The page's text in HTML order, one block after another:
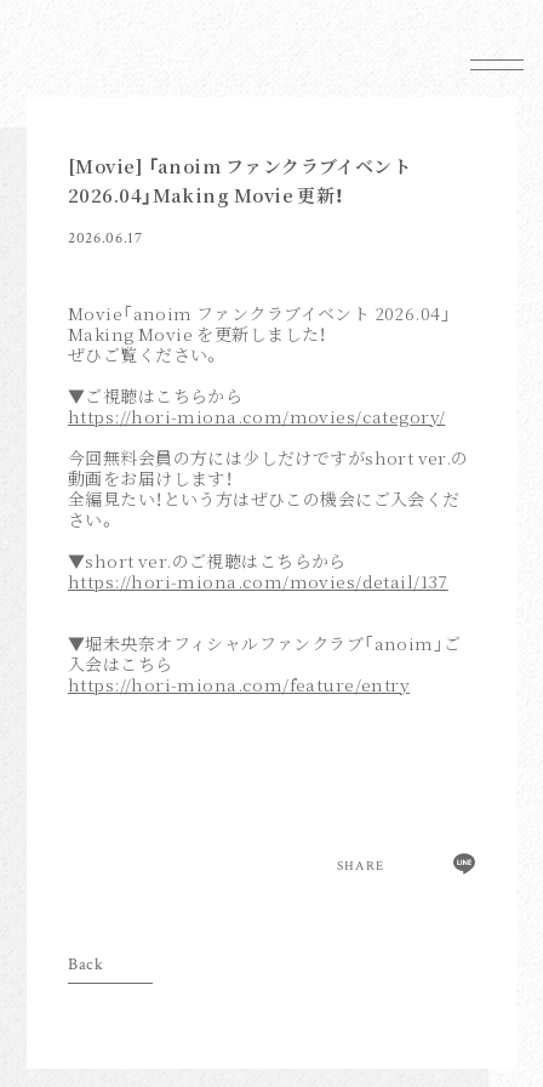
Schedule
Profile
FC News
Movie
anoim Check
[Movie] 「anoim ファンクラブイベント
2026.04」Making Movie 更新！
2026.06.17
Movie「anoim ファンクラブイベント 2026.04」
Making Movie を更新しました！
ぜひご覧ください。
▼ご視聴はこちらから
https://hori-miona.com/movies/category/
今回無料会員の方には少しだけですがshort ver.の
動画をお届けします！
全編見たい！という方はぜひこの機会にご入会くだ
さい。
▼short ver.のご視聴はこちらから
https://hori-miona.com/movies/detail/137
▼堀未央奈オフィシャルファンクラブ「anoim」ご
入会はこちら
https://hori-miona.com/feature/entry
SHARE